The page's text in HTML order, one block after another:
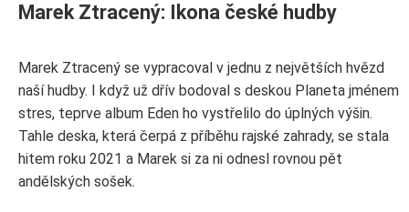
Marek Ztracený: Ikona české hudby
Marek Ztracený se vypracoval v jednu z největších hvězd
naší hudby. I když už dřív bodoval s deskou Planeta jménem
stres, teprve album Eden ho vystřelilo do úplných výšin.
Tahle deska, která čerpá z příběhu rajské zahrady, se stala
hitem roku 2021 a Marek si za ni odnesl rovnou pět
andělských sošek.